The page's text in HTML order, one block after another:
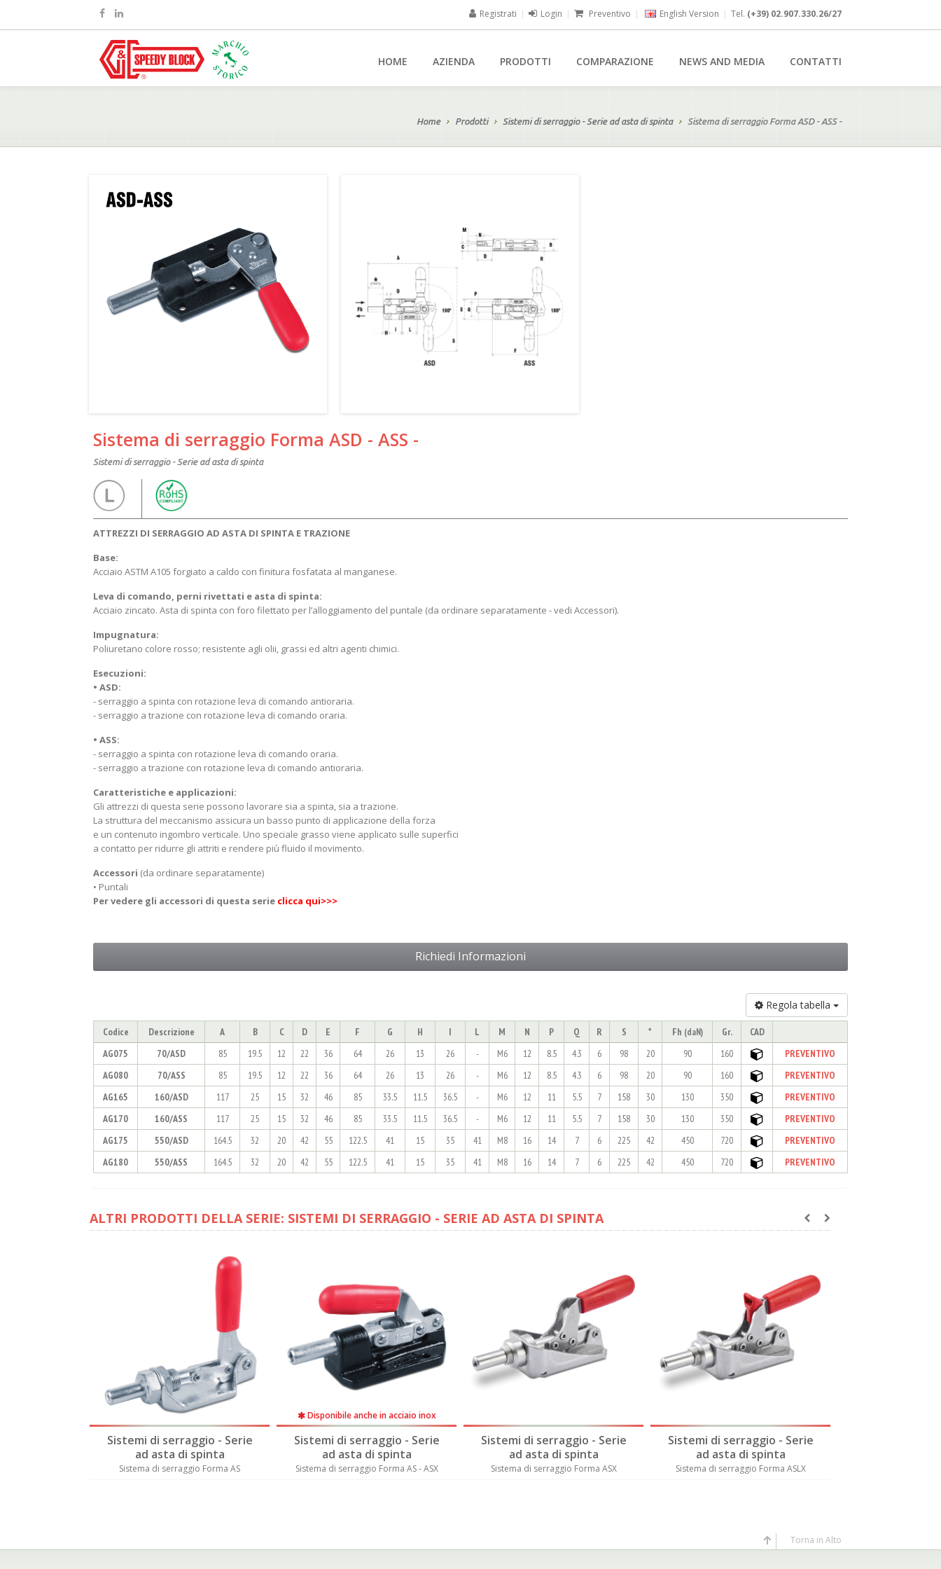
Registrati | Login | Preventivo | English Version | Tel. (+39) 02.907.330.26/27
HOME AZIENDA PRODOTTI COMPARAZIONE NEWS AND MEDIA CONTATTI
Home Prodotti Sistemi di serraggio - Serie ad asta di spinta Sistema di serraggio Forma ASD - ASS -
Sistema di serraggio Forma ASD - ASS -
Sistemi di serraggio - Serie ad asta di spinta
ATTREZZI DI SERRAGGIO AD ASTA DI SPINTA E TRAZIONE
Base:
Acciaio ASTM A105 forgiato a caldo con finitura fosfatata al manganese.
Leva di comando, perni rivettati e asta di spinta:
Acciaio zincato. Asta di spinta con foro filettato per l’alloggiamento del puntale (da ordinare separatamente - vedi Accessori).
Impugnatura:
Poliuretano colore rosso; resistente agli olii, grassi ed altri agenti chimici.
Esecuzioni:
• ASD:
- serraggio a spinta con rotazione leva di comando antioraria.
- serraggio a trazione con rotazione leva di comando oraria.
• ASS:
- serraggio a spinta con rotazione leva di comando oraria.
- serraggio a trazione con rotazione leva di comando antioraria.
Caratteristiche e applicazioni:
Gli attrezzi di questa serie possono lavorare sia a spinta, sia a trazione.
La struttura del meccanismo assicura un basso punto di applicazione della forza
e un contenuto ingombro verticale. Uno speciale grasso viene applicato sulle superfici
a contatto per ridurre gli attriti e rendere più fluido il movimento.
Accessori (da ordinare separatamente)
• Puntali
Per vedere gli accessori di questa serie clicca qui>>>
Richiedi Informazioni
Regola tabella
Codice Descrizione A B C D E F G H I L M N P Q R S * Fh (daN) Gr.
CAD
AG075
70/ASD 85 19.5 12 22 36 64 26 13 26 - M6 12 8.5 4.3 6 98 20 90 160
PREVENTIVO
AG080
70/ASS 85 19.5 12 22 36 64 26 13 26 - M6 12 8.5 4.3 6 98 20 90 160
PREVENTIVO
AG165
160/ASD 117 25 15 32 46 85 33.5 11.5 36.5 - M6 12 11 5.5 7 158 30 130 350
PREVENTIVO
AG170
160/ASS 117 25 15 32 46 85 33.5 11.5 36.5 - M6 12 11 5.5 7 158 30 130 350
PREVENTIVO
AG175
550/ASD 164.5 32 20 42 55 122.5 41 15 35 41 M8 16 14 7 6 225 42 450 720
PREVENTIVO
AG180
550/ASS 164.5 32 20 42 55 122.5 41 15 35 41 M8 16 14 7 6 225 42 450 720 PREVENTIVO
ALTRI PRODOTTI DELLA SERIE: SISTEMI DI SERRAGGIO - SERIE AD ASTA DI SPINTA
Sistemi di serraggio - Serie
ad asta di spinta
Sistema di serraggio Forma AS
Disponibile anche in acciaio inox
Sistemi di serraggio - Serie
ad asta di spinta
Sistema di serraggio Forma AS - ASX
Sistemi di serraggio - Serie
ad asta di spinta
Sistema di serraggio Forma ASX
Sistemi di serraggio - Serie
ad asta di spinta
Sistema di serraggio Forma ASLX
Torna in Alto